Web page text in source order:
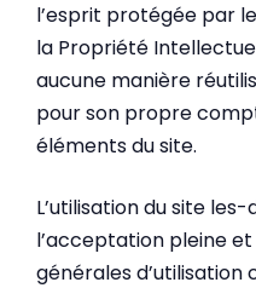
l’esprit protégée par
la Propriété
aucune manière
pour son propre
éléments du site.
L’utilisation du site
l’acceptation pleine
générales